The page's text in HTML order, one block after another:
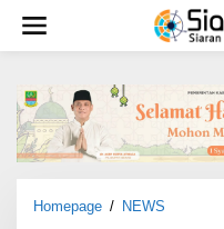
w
Homepage / NEWS